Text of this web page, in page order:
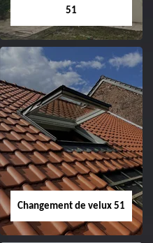
51
Démoussage de
toiture 51
Changement de velux 51